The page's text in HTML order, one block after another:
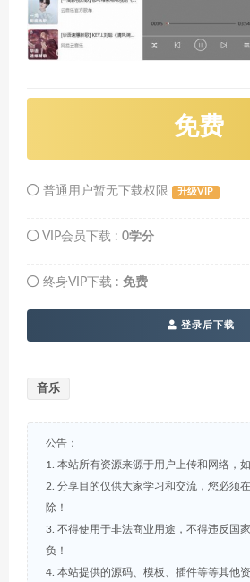
免费
普通用户暂无下载权限 升级VIP
VIP会员下载 : 0学分
终身VIP下载 : 免费
登录后下载
音乐
公告：
1. 本站所有资源来源于用户上传和网络，
2. 分享目的仅供大家学习和交流，您必须
除！
3. 不得使用于非法商业用途，不得违反国
负！
4. 本站提供的源码、模板、插件等等其他